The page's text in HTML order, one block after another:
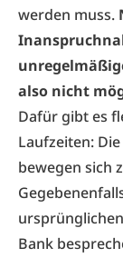
werden muss.
also nicht
Dafür gibt es
Laufzeiten:
bewegen sich
Bank